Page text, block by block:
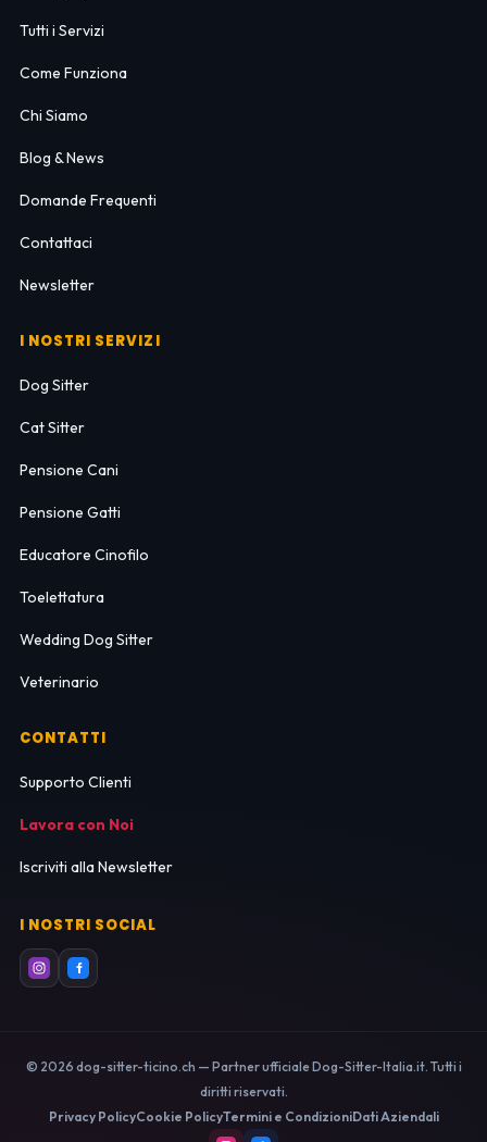
Tutti i Servizi
Come Funziona
Chi Siamo
Blog & News
Domande Frequenti
Contattaci
Newsletter
I NOSTRI SERVIZI
Dog Sitter
Cat Sitter
Pensione Cani
Pensione Gatti
Educatore Cinofilo
Toelettatura
Wedding Dog Sitter
Veterinario
CONTATTI
Supporto Clienti
Lavora con Noi
Iscriviti alla Newsletter
I NOSTRI SOCIAL
© 2026 dog-sitter-ticino.ch — Partner ufficiale Dog-Sitter-Italia.it. Tutti i
diritti riservati.
Privacy PolicyCookie PolicyTermini e CondizioniDati Aziendali